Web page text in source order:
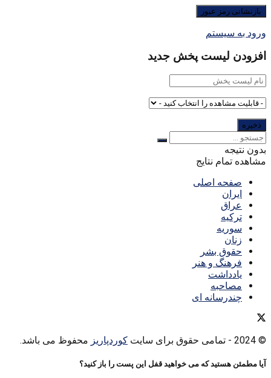
ورود به سیستم
افزودن لیست پخش جدید
بدون نتیجه
مشاهده تمام نتایج
صفحه اصلی
ایران
عراق
ترکیه
سوریه
زنان
حقوق بشر
فرهنگ و هنر
یادداشت
مصاحبه
چندرسانه ای
© 2024 - تمامی حقوق برای سایت کوردپاریز محفوظ می باشد.
آیا مطمئن هستید که می خواهید قفل این پست را باز کنید؟